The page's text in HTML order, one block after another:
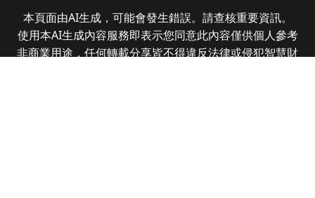
本頁面由AI生成，可能會發生錯誤。請查核重要資訊。
使用本AI生成內容服務即表示您同意此內容僅供個人參考
非商業用途，任何轉載分享皆不得違反法律或侵犯智慧財